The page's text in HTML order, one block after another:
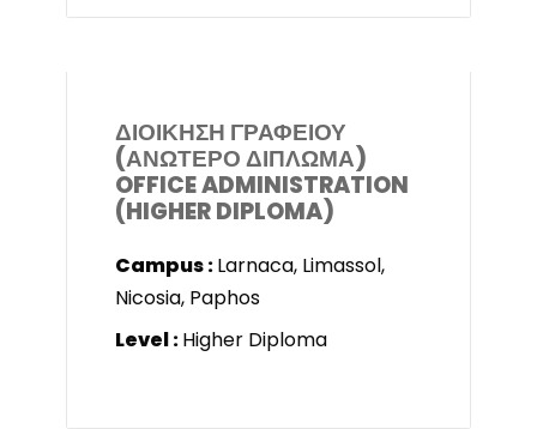
ΔΙΟΙΚΗΣΗ ΓΡΑΦΕΙΟΥ
(ΑΝΩΤΕΡΟ ΔΙΠΛΩΜΑ)
OFFICE ADMINISTRATION
(HIGHER DIPLOMA)
Campus :Larnaca, Limassol,
Nicosia, Paphos
Level :Higher Diploma